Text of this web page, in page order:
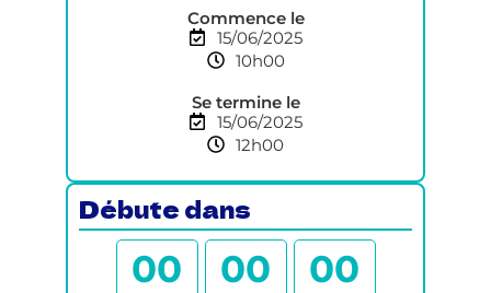
Commence le
15/06/2025
10h00
Se termine le
15/06/2025
12h00
Débute dans
00 00 00